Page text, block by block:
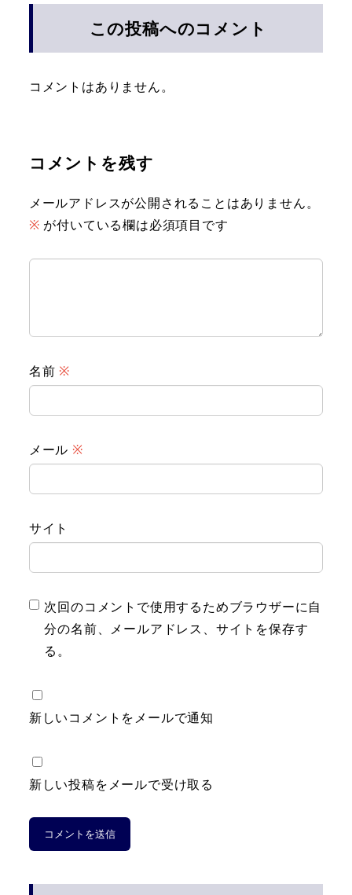
この投稿へのコメント
コメントはありません。
コメントを残す
メールアドレスが公開されることはありません。
※ が付いている欄は必須項目です
名前 ※
メール ※
サイト
次回のコメントで使用するためブラウザーに自
分の名前、メールアドレス、サイトを保存す
る。
新しいコメントをメールで通知
新しい投稿をメールで受け取る